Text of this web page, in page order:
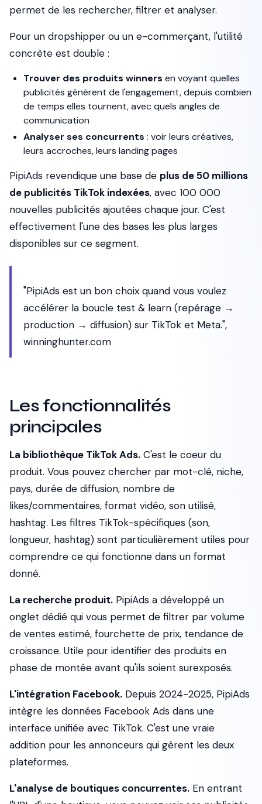
permet de les rechercher, filtrer et analyser.
Pour un dropshipper ou un e-commerçant, l'utilité
concrète est double :
Trouver des produits winners en voyant quelles
publicités génèrent de l'engagement, depuis combien
de temps elles tournent, avec quels angles de
communication
Analyser ses concurrents : voir leurs créatives,
leurs accroches, leurs landing pages
PipiAds revendique une base de plus de 50 millions
de publicités TikTok indexées, avec 100 000
nouvelles publicités ajoutées chaque jour. C'est
effectivement l'une des bases les plus larges
disponibles sur ce segment.
"PipiAds est un bon choix quand vous voulez
accélérer la boucle test & learn (repérage →
production → diffusion) sur TikTok et Meta.",
winninghunter.com
Les fonctionnalités
principales
La bibliothèque TikTok Ads. C'est le coeur du
produit. Vous pouvez chercher par mot-clé, niche,
pays, durée de diffusion, nombre de
likes/commentaires, format vidéo, son utilisé,
hashtag. Les filtres TikTok-spécifiques (son,
longueur, hashtag) sont particulièrement utiles pour
comprendre ce qui fonctionne dans un format
donné.
La recherche produit. PipiAds a développé un
onglet dédié qui vous permet de filtrer par volume
de ventes estimé, fourchette de prix, tendance de
croissance. Utile pour identifier des produits en
phase de montée avant qu'ils soient surexposés.
L'intégration Facebook. Depuis 2024-2025, PipiAds
intègre les données Facebook Ads dans une
interface unifiée avec TikTok. C'est une vraie
addition pour les annonceurs qui gèrent les deux
plateformes.
L'analyse de boutiques concurrentes. En entrant